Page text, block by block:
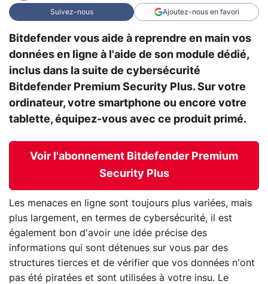
Suivez-nous Ajoutez-nous en favori
Bitdefender vous aide à reprendre en main vos
données en ligne à l'aide de son module dédié,
inclus dans la suite de cybersécurité
Bitdefender Premium Security Plus. Sur votre
ordinateur, votre smartphone ou encore votre
tablette, équipez-vous avec ce produit primé.
Voir l'abonnement Bitdefender Premium
Security Plus
Les menaces en ligne sont toujours plus variées, mais
plus largement, en termes de cybersécurité, il est
également bon d'avoir une idée précise des
informations qui sont détenues sur vous par des
structures tierces et de vérifier que vos données n'ont
pas été piratées et sont utilisées à votre insu. Le